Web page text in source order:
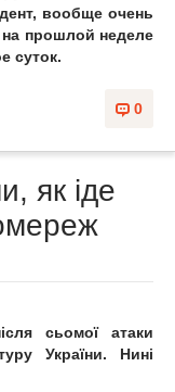
вообще очень
прошлой неделе
суток.
0
як іде
сьомої атаки
України. Нині